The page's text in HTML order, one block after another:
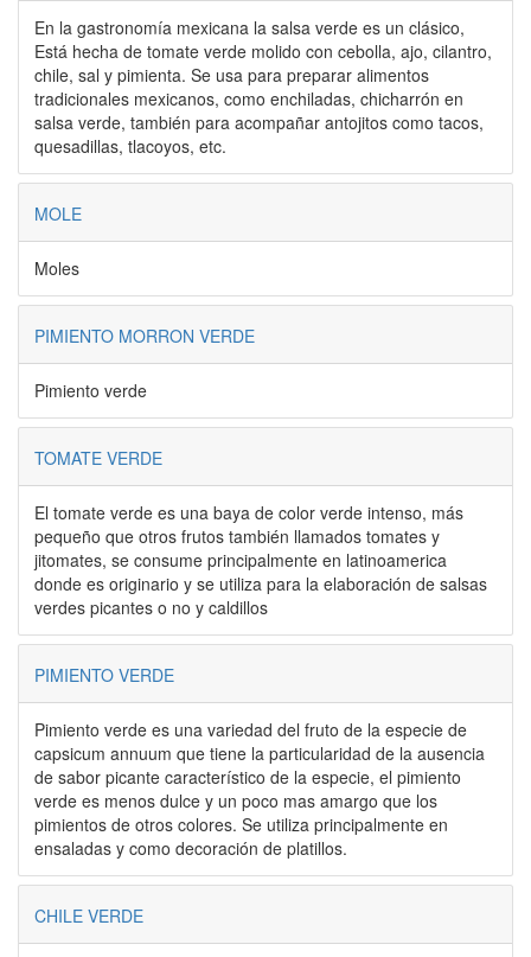
En la gastronomía mexicana la salsa verde es un clásico,
Está hecha de tomate verde molido con cebolla, ajo, cilantro,
chile, sal y pimienta. Se usa para preparar alimentos
tradicionales mexicanos, como enchiladas, chicharrón en
salsa verde, también para acompañar antojitos como tacos,
quesadillas, tlacoyos, etc.
MOLE
Moles
PIMIENTO MORRON VERDE
Pimiento verde
TOMATE VERDE
El tomate verde es una baya de color verde intenso, más
pequeño que otros frutos también llamados tomates y
jitomates, se consume principalmente en latinoamerica
donde es originario y se utiliza para la elaboración de salsas
verdes picantes o no y caldillos
PIMIENTO VERDE
Pimiento verde es una variedad del fruto de la especie de
capsicum annuum que tiene la particularidad de la ausencia
de sabor picante característico de la especie, el pimiento
verde es menos dulce y un poco mas amargo que los
pimientos de otros colores. Se utiliza principalmente en
ensaladas y como decoración de platillos.
CHILE VERDE